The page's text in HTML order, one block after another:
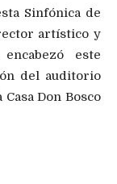
Sinfónica de
artístico y
este
del auditorio
Don Bosco